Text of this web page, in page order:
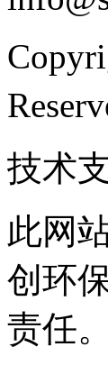
技术
此网
创环
责任。